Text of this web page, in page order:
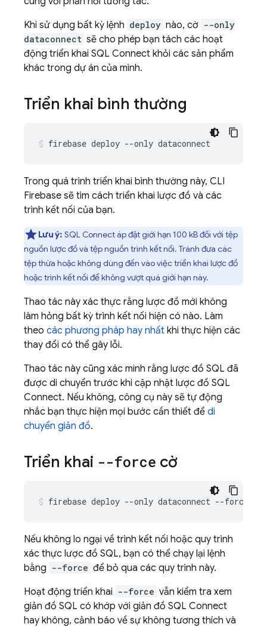
Khi sử dụng bất kỳ lệnh deploy nào, cờ --only
dataconnect sẽ cho phép bạn tách các hoạt
động triển khai SQL Connect khỏi các sản phẩm
khác trong dự án của mình.
Triển khai bình thường
firebase deploy --only dataconnect
Trong quá trình triển khai bình thường này, CLI
Firebase sẽ tìm cách triển khai lược đồ và các
trình kết nối của bạn.
Lưu ý: SQL Connectáp đặt giới hạn 100 kB đối với tệp
nguồn lược đồ và tệp nguồn trình kết nối. Tránh đưa các
tệp thừa hoặc không dùng đến vào việc triển khai lược đồ
hoặc trình kết nối để không vượt quá giới hạn này.
Thao tác này xác thực rằng lược đồ mới không
làm hỏng bất kỳ trình kết nối hiện có nào. Làm
theo các phương pháp hay nhất khi thực hiện các
thay đổi có thể gây lỗi.
Thao tác này cũng xác minh rằng lược đồ SQL đã
được di chuyển trước khi cập nhật lược đồ SQL
Connect. Nếu không, công cụ này sẽ tự động
nhắc bạn thực hiện mọi bước cần thiết để di
chuyển giản đồ.
Triển khai --force cờ
firebase deploy --only dataconnect --force
Nếu không lo ngại về trình kết nối hoặc quy trình
xác thực lược đồ SQL, bạn có thể chạy lại lệnh
bằng --force để bỏ qua các quy trình này.
Hoạt động triển khai --force vẫn kiểm tra xem
giản đồ SQL có khớp với giản đồ SQL Connect
hay không, cảnh báo về sự không tương thích và